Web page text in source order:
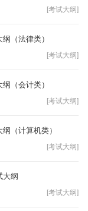
[考试大纲]
（法律类）
[考试大纲]
（会计类）
[考试大纲]
（计算机类）
[考试大纲]
大纲
[考试大纲]